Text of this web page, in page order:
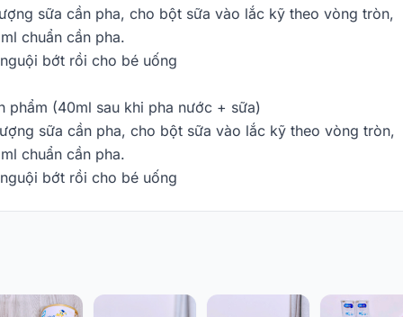
sữa cần pha, cho bột sữa vào lắc kỹ theo vòng tròn,
chuẩn cần pha.
bớt rồi cho bé uống
phẩm (40ml sau khi pha nước + sữa)
sữa cần pha, cho bột sữa vào lắc kỹ theo vòng tròn,
chuẩn cần pha.
bớt rồi cho bé uống